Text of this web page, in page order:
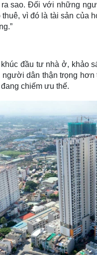
ra sao. Đối với những
vì đó là tài sản của
đầu tư nhà ở, khảo
người dân thận trọng
chiếm ưu thế.